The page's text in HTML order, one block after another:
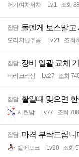
어기여차저차 Lv.1 조회
잡담 돌멘게 보스말고
오리지널추공 Lv.21 조회
잡담 장비 일괄 교체
빠리크라상 Lv.27 조회
잡담 활일때 맞으면
시린밤 Lv.77 조회 708
잡담 마격 부탁드립니
벨에포크 Lv.90 조회